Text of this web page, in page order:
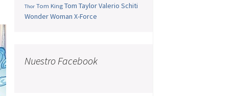
Thor Tom King Tom TaylorValerio Schiti
Wonder Woman X-Force
Nuestro Facebook